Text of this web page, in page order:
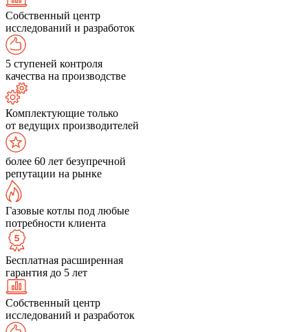
Собственный центр
исследований и разработок
5 ступеней контроля
качества на производстве
Комплектующие только
от ведущих производителей
более 60 лет безупречной
репутации на рынке
Газовые котлы под любые
потребности клиента
Бесплатная расширенная
гарантия до 5 лет
Собственный центр
исследований и разработок